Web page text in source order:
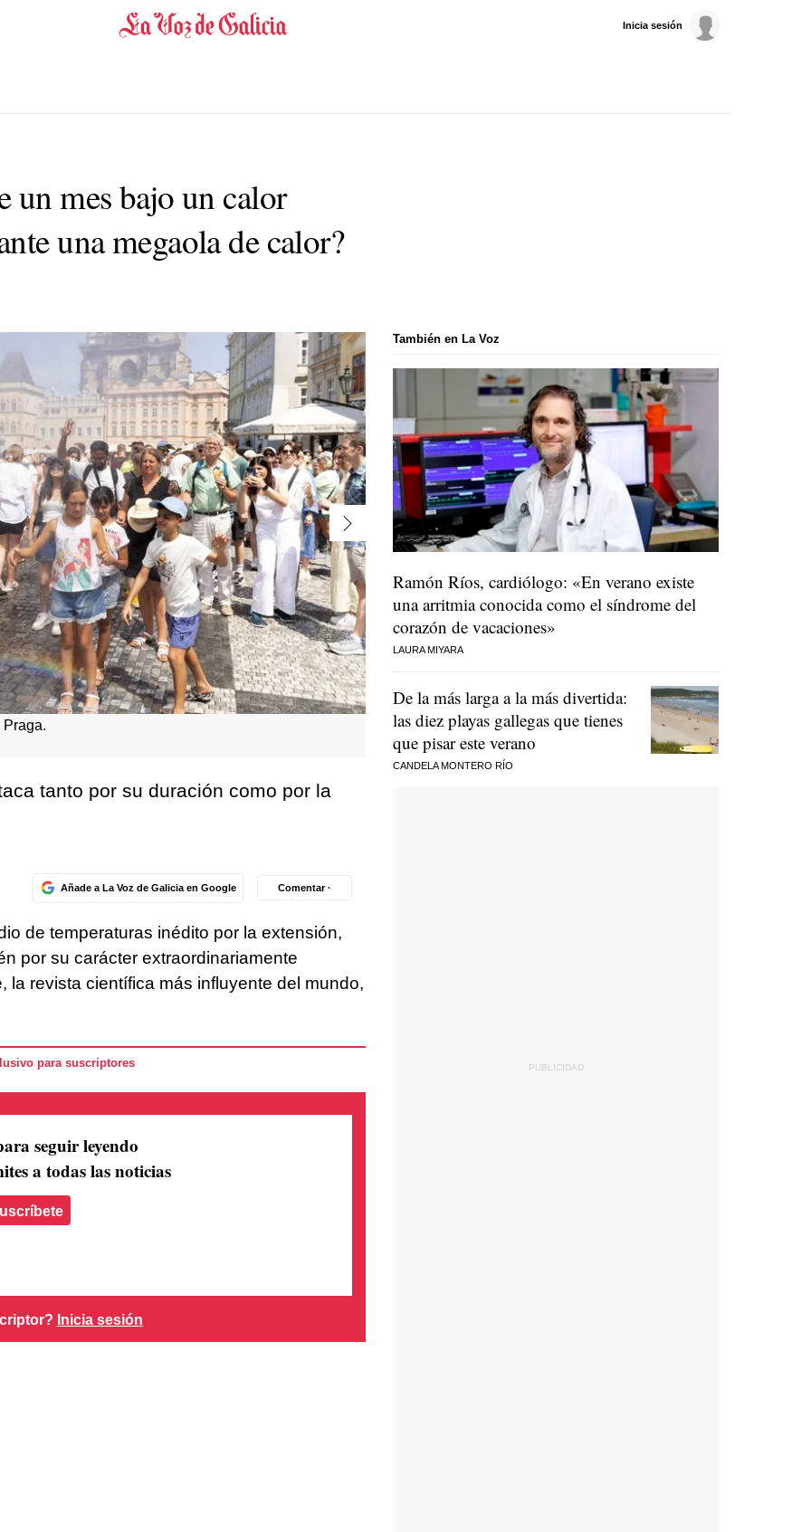
Inicia sesión
un mes bajo un calor
una megaola de calor?
tanto por su duración como por la
Añade a La Voz de Galicia en Google Comentar ·
de temperaturas inédito por la extensión,
por su carácter extraordinariamente
la revista científica más influyente del mundo,
para suscriptores
seguir leyendo
a todas las noticias
Inicia sesión
También en La Voz
Ramón Ríos, cardiólogo: «En verano existe
una arritmia conocida como el síndrome del
corazón de vacaciones»
LAURA MIYARA
De la más larga a la más divertida:
las diez playas gallegas que tienes
que pisar este verano
CANDELA MONTERO RÍO